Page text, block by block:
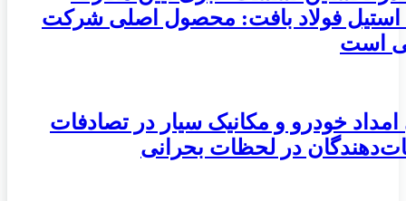
استیل فولاد بافت: محصول اصلی شرکت
است
خودرو و مکانیک سیار در تصادفات
در لحظات بحرانی